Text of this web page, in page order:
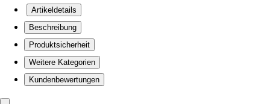
Artikeldetails
Beschreibung
Produktsicherheit
Weitere Kategorien
Kundenbewertungen